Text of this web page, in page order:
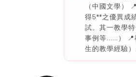
（中國文學）
得5**之優異成
試。其一教學
事例等……） 📍
生的教學經驗